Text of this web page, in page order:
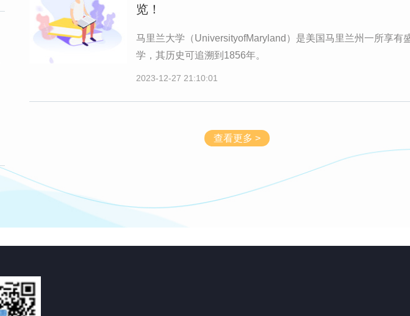
览！
马里兰大学（UniversityofMaryland）是美国马里兰州一所享有
学，其历史可追溯到1856年。
2023-12-27 21:10:01
查看更多 >